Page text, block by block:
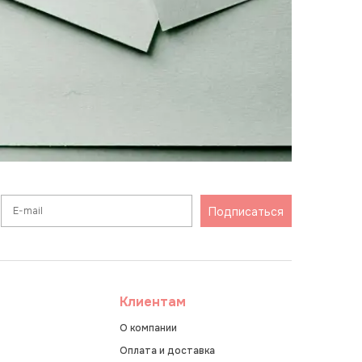
Подписаться
Клиентам
О компании
Оплата и доставка